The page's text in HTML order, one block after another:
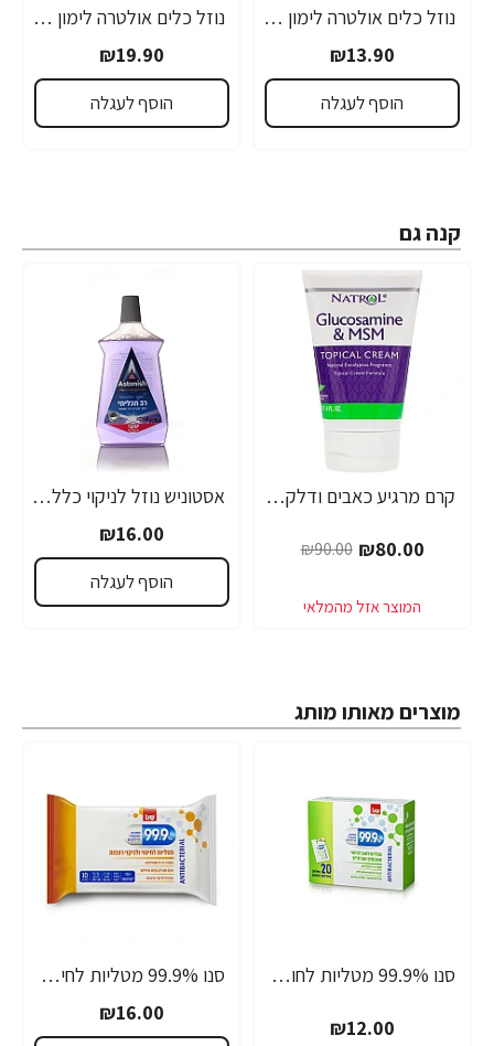
נוזל כלים אולטרה לימון 650 מ"ל - מבית FAIRY
₪13.90
הוסף לעגלה
נוזל כלים אולטרה לימון 1.2 ליטר - מבית FAIRY
₪19.90
הוסף לעגלה
קנה גם
-11% קרם מרגיע כאבים ודלקת מפרקים בסיס גלוקוזאמין ו-MSM - מכיל 118 מ"ל מבית NATROL
₪80.00
₪90.00
אסטוניש נוזל לניקוי כללי לבנדר - 1 ליטר - מבית יעקבי
₪16.00
הוסף לעגלה
מוצרים מאותו מותג
סנו 99.9% מטליות לחות אישיות לחיטוי משטחים ואביזרים - 20 מגבונים
₪12.00
סנו 99.9% מטליות לחיטוי ולניקוי רצפות - 10 יחידות
₪16.00